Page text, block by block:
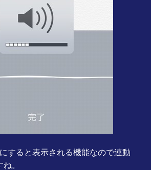
すると表示される機能なので連動
。